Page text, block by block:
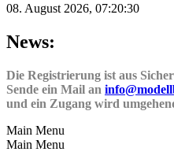
08. August 2026, 07:20:30
News:
Die Registrierung ist aus
Sende ein Mail an
und ein Zugang wird
Main Menu
Main Menu